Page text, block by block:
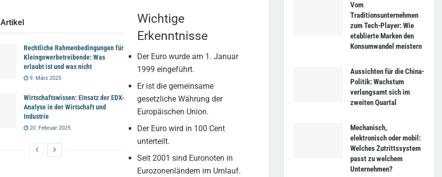
Artikel
Rechtliche Rahmenbedingungen für
Kleingewerbetreibende: Was
erlaubt ist und was nicht
9. März 2025
Wirtschaftswissen: Einsatz der EDX-
Analyse in der Wirtschaft und
Industrie
20. Februar 2025
Wichtige
Erkenntnisse
Der Euro wurde am 1. Januar
1999 eingeführt.
Er ist die gemeinsame
gesetzliche Währung der
Europäischen Union.
Der Euro wird in 100 Cent
unterteilt.
Seit 2001 sind Euronoten in
Eurozonenländern im Umlauf.
Vom
Traditionsunternehmen
zum Tech-Player: Wie
etablierte Marken den
Konsumwandel meistern
Aussichten für die China-
Politik: Wachstum
verlangsamt sich im
zweiten Quartal
Mechanisch,
elektronisch oder mobil:
Welches Zutrittssystem
passt zu welchem
Unternehmen?